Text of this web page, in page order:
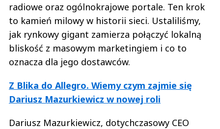
radiowe oraz ogólnokrajowe portale. Ten krok
to kamień milowy w historii sieci. Ustaliliśmy,
jak rynkowy gigant zamierza połączyć lokalną
bliskość z masowym marketingiem i co to
oznacza dla jego dostawców.
Z Blika do Allegro. Wiemy czym zajmie się
Dariusz Mazurkiewicz w nowej roli
Dariusz Mazurkiewicz, dotychczasowy CEO